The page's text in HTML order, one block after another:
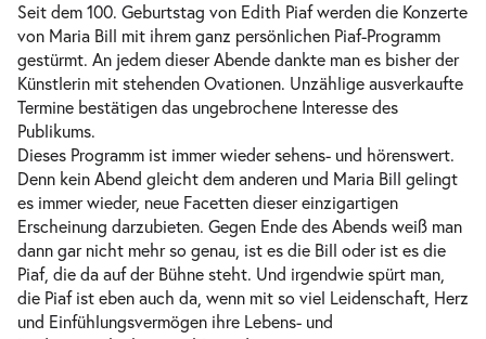
Seit dem 100. Geburtstag von Edith Piaf werden die Konzerte
von Maria Bill mit ihrem ganz persönlichen Piaf-Programm
gestürmt. An jedem dieser Abende dankte man es bisher der
Künstlerin mit stehenden Ovationen. Unzählige ausverkaufte
Termine bestätigen das ungebrochene Interesse des
Publikums.
Dieses Programm ist immer wieder sehens- und hörenswert.
Denn kein Abend gleicht dem anderen und Maria Bill gelingt
es immer wieder, neue Facetten dieser einzigartigen
Erscheinung darzubieten. Gegen Ende des Abends weiß man
dann gar nicht mehr so genau, ist es die Bill oder ist es die
Piaf, die da auf der Bühne steht. Und irgendwie spürt man,
die Piaf ist eben auch da, wenn mit so viel Leidenschaft, Herz
und Einfühlungsvermögen ihre Lebens- und